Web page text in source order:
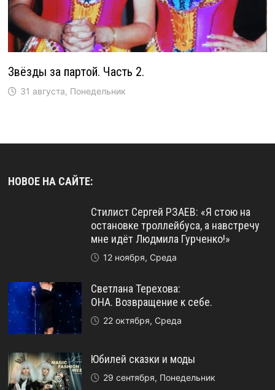
Звёзды за партой. Часть 2.
31 августа, Понедельник
НОВОЕ НА САЙТЕ:
Стилист Сергей РЗАЕВ: «Я стою на
остановке троллейбуса, а навстречу
мне идёт Людмила Гурченко!»
12 ноября, Среда
Светлана Терехова:
ОНА. Возвращение к себе.
22 октября, Среда
Юбилей сказки и моды
29 сентября, Понедельник